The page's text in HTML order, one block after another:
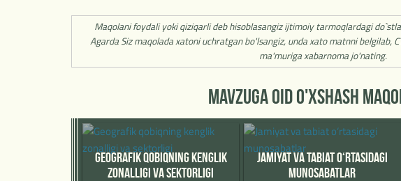
Maqolani foydali yoki qiziqarli deb hisoblasangiz ijtimoiy tarmoqlardagi
Agarda Siz maqolada xatoni uchratgan bo'lsangiz, unda xato matnni belgilab,
ma'muriga xabarnoma jo'nating.
MAVZUGA OID O'XSHASH
GEOGRAFIK QOBIQNING KENGLIK
ZONALLIGI VA SEKTORLIGI
JAMIYAT VA TABIAT O‘RTASIDAGI
MUNOSABATLAR